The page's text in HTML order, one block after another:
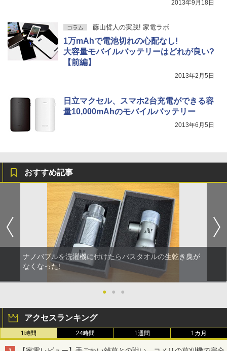
2013年9月18日
コラム 藤山哲人の実践! 家電ラボ
1万mAhで電池切れの心配なし!
大容量モバイルバッテリーはどれが良い?
【前編】
2013年2月5日
日立マクセル、スマホ2台充電ができる容
量10,000mAhのモバイルバッテリー
2013年6月5日
おすすめ記事
ナノバブルを洗濯機に付けたらバスタオルの生乾き臭が
なくなった!
● ● ●
アクセスランキング
1時間 24時間 1週間 1カ月